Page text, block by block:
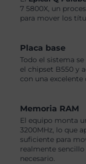
7 5800X, un
para mover los
Placa base
Todo el sistema
el chipset B550 y
con una
Memoria RAM
El equipo monta
3200MHz, lo que
suficiente para
realmente
necesario.